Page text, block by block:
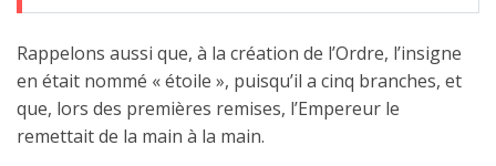
Rappelons aussi que, à la création de l’Ordre, l’insigne
en était nommé « étoile », puisqu’il a cinq branches, et
que, lors des premières remises, l’Empereur le
remettait de la main à la main.